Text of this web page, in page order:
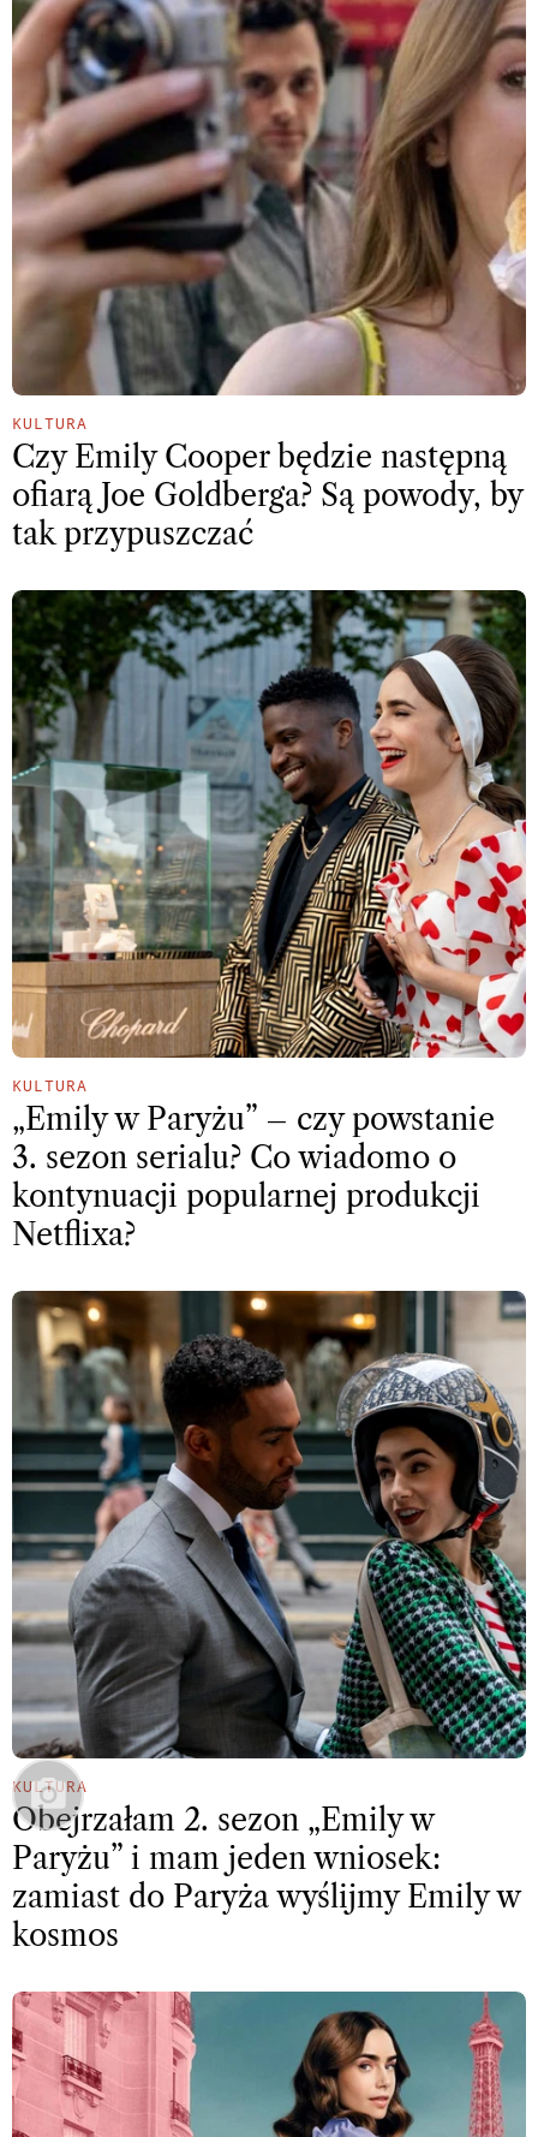
KULTURA
Czy Emily Cooper będzie następną
ofiarą Joe Goldberga? Są powody, by
tak przypuszczać
KULTURA
„Emily w Paryżu” – czy powstanie
3. sezon serialu? Co wiadomo o
kontynuacji popularnej produkcji
Netflixa?
KULTURA
Obejrzałam 2. sezon „Emily w
Paryżu” i mam jeden wniosek:
zamiast do Paryża wyślijmy Emily w
kosmos